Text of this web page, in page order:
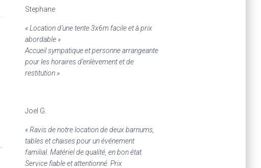
Stephane
«Location d’une tente 3x6m facile et à prix
abordable »
Accueil sympatique et personne arrangeante
pour les horaires d’enlèvement et de
restitution »
Joel G.
« Ravis de notre location de deux barnums,
tables et chaises pour un événement
familial. Matériel de qualité, en bon état.
Service fiable et attentionné. Prix